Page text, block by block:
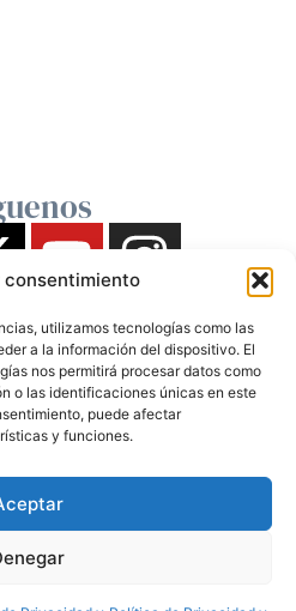
consentimiento
utilizamos tecnologías como las
a la información del dispositivo. El
nos permitirá procesar datos como
o las identificaciones únicas en este
puede afectar
y funciones.